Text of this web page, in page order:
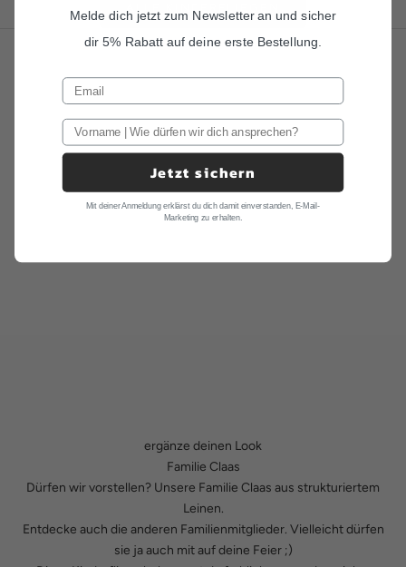
ALLE KINDERFLIEGEN
ergänze deinen Look
Familie Claas
Dürfen wir vorstellen? Unsere Familie Claas aus strukturiertem
Leinen.
Entdecke auch die anderen Familienmitglieder. Vielleicht dürfen
sie ja auch mit auf deine Feier ;)
Melde dich jetzt zum Newsletter an und sicher
dir 5% Rabatt auf deine erste Bestellung.
Jetzt sichern
Mit deiner Anmeldung erklärst du dich damit einverstanden, E-Mail-
Marketing zu erhalten.